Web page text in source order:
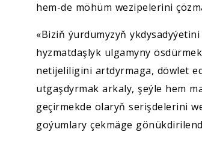
hem-de möhüm wezipelerini
«Biziň ýurdumyzyň
hyzmatdaşlyk ulgamyny
netijeliligini artdyrmaga, döwlet
utgaşdyrmak arkaly, şeýle hem
geçirmekde olaryň serişdelerini
goýumlary çekmäge